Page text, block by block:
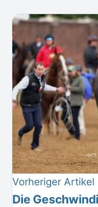
Vorheriger Artikel
Die